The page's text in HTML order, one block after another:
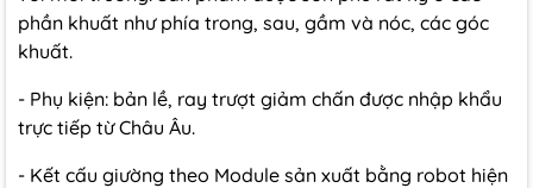
phần khuất như phía trong, sau, gầm và nóc, các góc
khuất.
- Phụ kiện: bản lề, ray trượt giảm chấn được nhập khẩu
trực tiếp từ Châu Âu.
- Kết cấu giường theo Module sản xuất bằng robot hiện